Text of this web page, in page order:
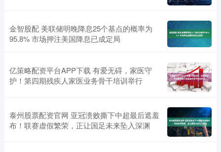
金智股配 美联储明晚降息25个基点的概率为
95.8% 市场押注美国降息已成定局
亿策略配资平台APP下载 有爱无碍，家医守
护！第四期残疾人家医业务骨干培训举行
泰州股票配资官网 亚冠溃败撕下中超最后遮羞
布！联赛虚假繁荣，正让国足未来坠入深渊